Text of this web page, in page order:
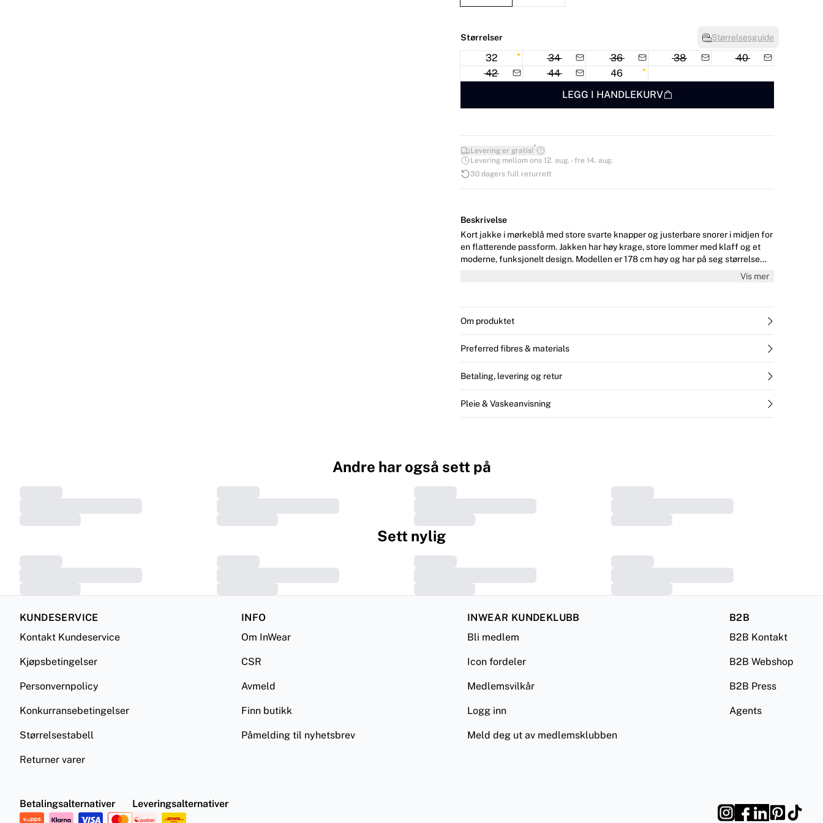
Størrelser Størrelsesguide
32 34 36 38
40
42
44
46
LEGG I HANDLEKURV
Levering er gratis!*
Levering mellom ons 12. aug. - fre 14. aug.
30 dagers full returrett
Beskrivelse
Kort jakke i mørkeblå med store svarte knapper og justerbare snorer i midjen for
en flatterende passform. Jakken har høy krage, store lommer med klaff og et
moderne, funksjonelt design. Modellen er 178 cm høy og har på seg størrelse
Vis mer
Om produktet
Preferred fibres & materials
Betaling, levering og retur
Pleie & Vaskeanvisning
Andre har også sett på
Sett nylig
KUNDESERVICE
Kontakt Kundeservice
Kjøpsbetingelser
Personvernpolicy
Konkurransebetingelser
Størrelsestabell
Returner varer
INFO
Om InWear
CSR
Avmeld
Finn butikk
Påmelding til nyhetsbrev
INWEAR KUNDEKLUBB
Bli medlem
Icon fordeler
Medlemsvilkår
Logg inn
Meld deg ut av medlemsklubben
B2B
B2B Kontakt
B2B Webshop
B2B Press
Agents
Betalingsalternativer Leveringsalternativer